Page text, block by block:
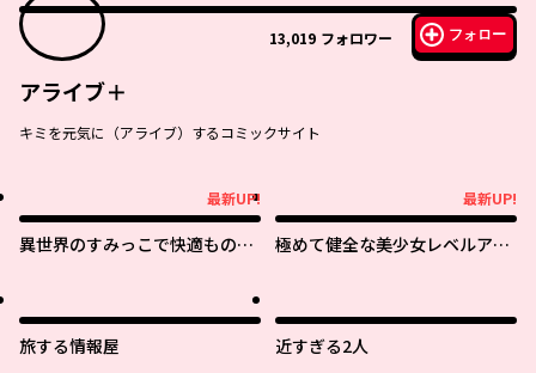
13,019 フォロワー フォロー
アライブ＋
キミを元気に（アライブ）するコミックサイト
最新UP!
異世界のすみっこで快適ものづ
房はちょっとやりすぎ性能だっ
た～
最新UP!
極めて健全な美少女レベルアッ
旅する情報屋 近すぎる2人